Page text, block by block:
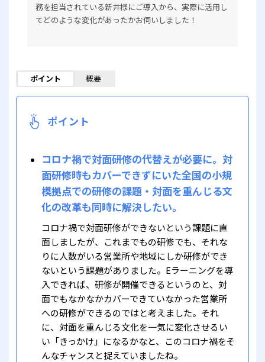
務を担当されている新井様にご導入から、実際に活用し
てどのような変化があったかお伺いしました！
ポイント 概要
ポイント
コロナ禍で対面研修の代替えが必要に。対
面研修時もカバーできずにいた全国の小規
模拠点での研修の課題・対面を重んじる文
化の改革も同時に解決したい。
コロナ禍で対面研修ができないという課題に直
面しましたが、これまでもの研修でも、それな
りに人数がいる営業所や地域にしか研修ができ
ないという課題がありました。Eラーニングを導
入できれば、研修が開催できるというのと、対
面でもなかなかカバーできていなかった営業所
への研修ができるのではと考えました。それ
に、対面を重んじる文化を一気に変化させるい
い「きっかけ」になるかなと、このコロナ禍をそ
んなチャンスと捉えていましたね。